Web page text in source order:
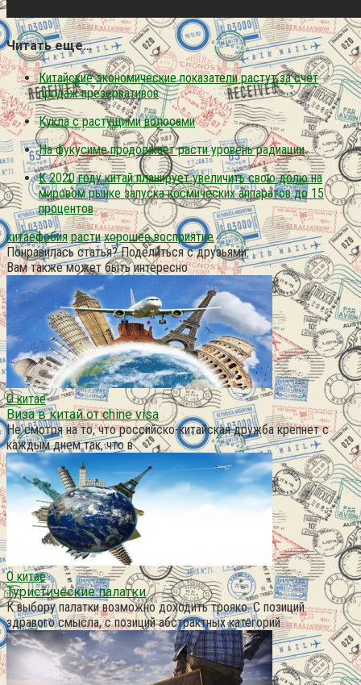
Читать еще…
Китайские экономические показатели растут за счёт
продаж презервативов
Кукла с растущими волосами
На фукусиме продолжает расти уровень радиации
К 2020 году китай планирует увеличить свою долю на
мировом рынке запуска космических аппаратов до 15
процентов
китаефобия расти хорошее восприятие
Понравилась статья? Поделиться с друзьями:
Вам также может быть интересно
О китае
Виза в китай от chine visa
Не смотря на то, что российско-китайская дружба крепнет с
каждым днем так, что в
О китае
Туристические палатки
К выбору палатки возможно доходить трояко. С позиций
здравого смысла, с позиций абстрактных категорий